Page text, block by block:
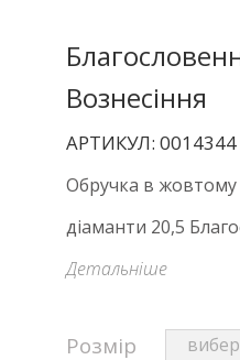
Вознесіння
АРТИКУЛ: 0014344
Обручка в жовтому
діаманти 20,5
Детальніше
Розмір